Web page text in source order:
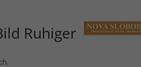
Ruhiger